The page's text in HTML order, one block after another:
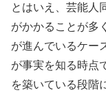
とはいえ、芸能人
がかかることが多
が進んでいるケー
が事実を知る時点
を築いている段階